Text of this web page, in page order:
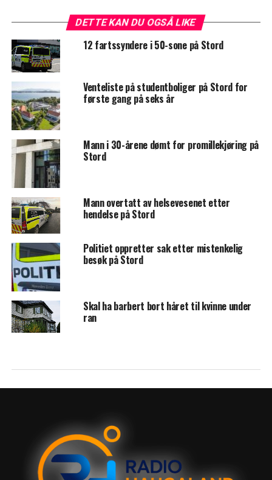
DETTE KAN DU OGSÅ LIKE
12 fartssyndere i 50-sone på Stord
Venteliste på studentboliger på Stord for
første gang på seks år
Mann i 30-årene dømt for promillekjøring på
Stord
Mann overtatt av helsevesenet etter
hendelse på Stord
Politiet oppretter sak etter mistenkelig
besøk på Stord
Skal ha barbert bort håret til kvinne under
ran